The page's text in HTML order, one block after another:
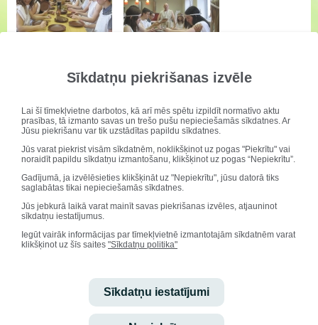
Sīkdatņu piekrišanas izvēle
Lai šī tīmekļvietne darbotos, kā arī mēs spētu izpildīt normatīvo aktu
prasības, tā izmanto savas un trešo pušu nepieciešamās sīkdatnes. Ar
Jūsu piekrišanu var tik uzstādītas papildu sīkdatnes.
Jūs varat piekrist visām sīkdatnēm, noklikšķinot uz pogas "Piekrītu" vai
noraidīt papildu sīkdatņu izmantošanu, klikšķinot uz pogas “Nepiekrītu”.
Gadījumā, ja izvēlēsieties klikšķināt uz "Nepiekrītu", jūsu datorā tiks
saglabātas tikai nepieciešamās sīkdatnes.
Jūs jebkurā laikā varat mainīt savas piekrišanas izvēles, atjauninot
sīkdatņu iestatījumus.
Iegūt vairāk informācijas par tīmekļvietnē izmantotajām sīkdatnēm varat
klikšķinot uz šīs saites "Sīkdatņu politika"
Sīkdatņu iestatījumi